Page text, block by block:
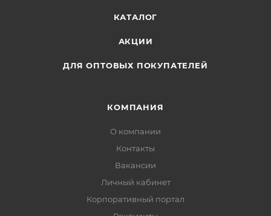
КАТАЛОГ
АКЦИИ
ДЛЯ ОПТОВЫХ ПОКУПАТЕЛЕЙ
КОМПАНИЯ
О компании
Контакты
Вакансии
Личный кабинет
Корпоративный портал